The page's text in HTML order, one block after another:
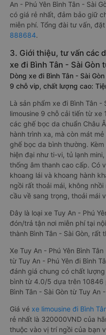
An - Phú Yên Bình Tân - Sài
có giá rẻ nhất, đảm bảo giữ
miễn phí. Tổng đài tư vấn,
888684.
3. Giới thiệu, tư vấn các
xe đi Bình Tân - Sài Gòn
Dòng xe đi Bình Tân - Sài
9 chỗ vip, chất lượng cao:
Là sản phẩm xe đi Bình Tân -
limousine 9 chỗ cải tiến từ xe
các ghế bọc da chuẩn Châu
hành trình xa, mà còn mát
ghế bọc da bình thường.
hiện đại như ti-vi, tủ lạnh
thống âm thanh cao cấp. Có
khoang lái và khoang hành
ngồi rất thoải mái, không
cầu về sang trọng, thoải mái
Đây là loại xe Tuy An - Phú
đón/trả tận nơi miễn phí tại
thành Bình Tân - Sài Gòn, rất
Xe Tuy An - Phú Yên Bình
từ Tuy An - Phú Yên đi Bình
đánh giá chung có chất
bình từ 4.0/5 dựa trên 10846
Bình Tân - Sài Gòn từ Tuy An
Giá vé xe limousine đi Bình
rẻ nhất là 320000VND của
thuộc vào vị trí ngồi của bạn